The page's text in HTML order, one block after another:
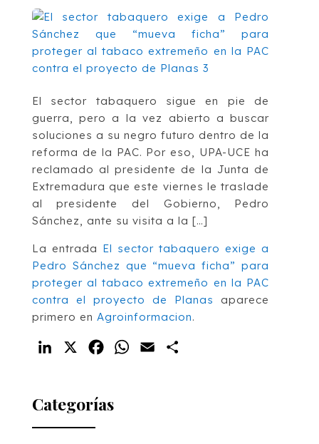
El sector tabaquero sigue en pie de
guerra, pero a la vez abierto a buscar
soluciones a su negro futuro dentro de la
reforma de la PAC. Por eso, UPA-UCE ha
reclamado al presidente de la Junta de
Extremadura que este viernes le traslade
al presidente del Gobierno, Pedro
Sánchez, ante su visita a la […]
La entrada El sector tabaquero exige a
Pedro Sánchez que “mueva ficha” para
proteger al tabaco extremeño en la PAC
contra el proyecto de Planas
aparece
primero en Agroinformacion.
LinkedIn FacebookWhatsApp
Email
Categorías